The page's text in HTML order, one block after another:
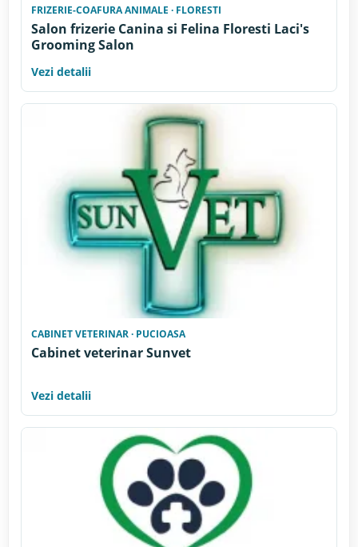
FRIZERIE-COAFURA ANIMALE · FLORESTI
Salon frizerie Canina si Felina Floresti Laci's
Grooming Salon
Vezi detalii
CABINET VETERINAR · PUCIOASA
Cabinet veterinar Sunvet
Vezi detalii